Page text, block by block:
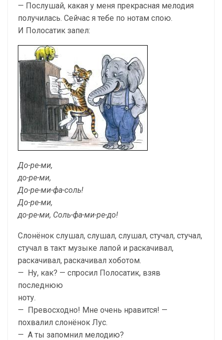
— Послушай, какая у меня прекрасная мелодия
по­лучилась. Сейчас я тебе по нотам спою.
И Полосатик запел:
До-ре-ми,
до-ре-ми,
До-ре-ми-фа-соль!
До-ре-ми,
до-ре-ми, Соль-фа-ми-ре-до!
Слонёнок слушал, слушал, слушал, стучал, стучал,
стучал в такт музыке лапой и раскачивал,
раскачивал, раскачивал хоботом.
— Ну, как? — спросил Полосатик, взяв
последнюю
ноту.
— Превосходно! Мне очень нравится! —
похвалил слонёнок Лус.
— А ты запомнил мелодию?